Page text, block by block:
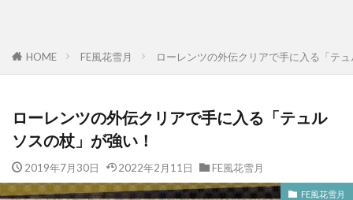
HOME FE風花雪月 ローレンツの外伝クリアで手に入る「テ
ローレンツの外伝クリアで手に入る「テュル
ソスの杖」が強い！
2019年7月30日 2022年2月11日 FE風花雪月
FE風花雪月